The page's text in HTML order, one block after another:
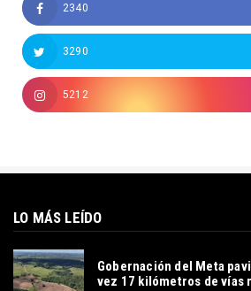
2340
3290
5212
LO MÁS LEÍDO
Gobernación del Meta
vez 17 kilómetros de vías